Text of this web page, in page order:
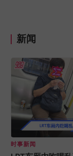
新闻
时事新闻